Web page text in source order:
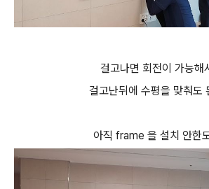
걸고나면 회전이 가능해
걸고난뒤에 수평을 맞춰도
아직 frame 을 설치 안한